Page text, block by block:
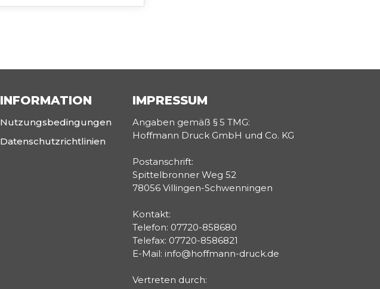
INFORMATION
Nutzungsbedingungen
Datenschutzrichtlinien
IMPRESSUM
Angaben gemäß § 5 TMG:
Hoffmann Druck GmbH und Co. KG
Postanschrift:
Spittelbronner Weg 52
78056 Villingen-Schwenningen
Kontakt:
Telefon: 07720-858680
Telefax: 07720-8586821
E-Mail: info@hoffmann-druck.de
Vertreten durch: